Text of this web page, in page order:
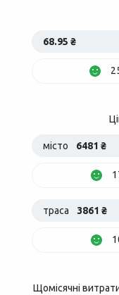
68.95 ₴
місто 6481 ₴
траса 3861 ₴
Щомісячні